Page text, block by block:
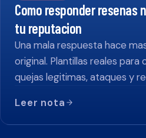
Como responder resenas
tu reputacion
Una mala respuesta hace
original. Plantillas reales para
quejas legitimas, ataques y
Leer nota